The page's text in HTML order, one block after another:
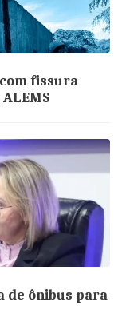
fissura
de ônibus para